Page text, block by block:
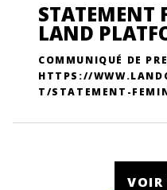
STATEMENT
LAND
COMMUNIQUÉ DE
HTTPS://
T/STATEMENT-
VOIR